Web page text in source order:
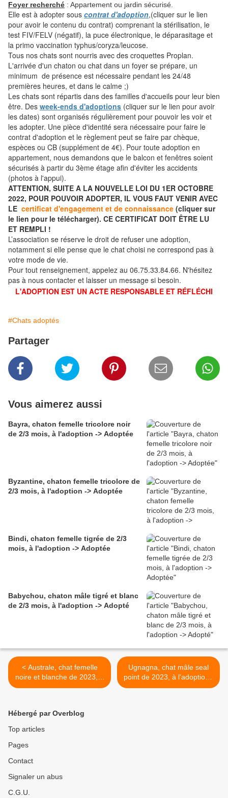
Foyer recherché : Appartement ou jardin sécurisé.
Elle est à adopter sous contrat d'adoption,(cliquer sur le lien
pour avoir le contenu du contrat) comprenant la stérilisation, le
test FIV/FELV (négatif), la puce électronique, le déparasitage et
la primo vaccination typhus/coryza/leucose.
Tous nos chats sont nourris avec des croquettes Proplan.
L'arrivée d'un chaton ou chat dans un foyer se prépare, un
minimum de présence est nécessaire pendant les 24/48
premières heures, et dans le calme ;)
Les chats sont répartis dans des familles d'accueils pour leur bien
être. Des week-ends d'adoptions (cliquer sur le lien pour avoir
les dates) sont organisés régulièrement pour pouvoir les voir et
les adopter. Une pièce d'identité sera nécessaire pour faire le
contrat d'adoption et le règlement peut se faire par chèque,
espèces ou CB (supplément de 4€). Pour toute adoption en
appartement, nous demandons que le balcon et fenêtres soient
sécurisés à partir du 3ème étage afin d'éviter les accidents
(photos à l'appui).
ATTENTION, SUITE A LA NOUVELLE LOI DU 1ER OCTOBRE
2022, POUR POUVOIR ADOPTER, IL VOUS FAUT VENIR AVEC
LE certificat d'engagement et de connaissance (cliquer sur
le lien pour le télécharger). CE CERTIFICAT DOIT ÊTRE LU
ET REMPLI !
L’association se réserve le droit de refuser une adoption,
notamment si elle pense que le chat choisi ne correspond pas à
votre mode de vie.
Pour tout renseignement, appelez au 06.75.33.84.66. N'hésitez
pas à nous contacter et laisser un message si besoin.
L'ADOPTION EST UN ACTE RESPONSABLE ET RÉFLÉCHI
#Chats adoptés
Partager
Vous aimerez aussi
Bayra, chaton femelle tricolore noir
de 2/3 mois, à l'adoption -> Adoptée
Byzantine, chaton femelle tricolore de
2/3 mois, à l'adoption -> Adoptée
Bindi, chaton femelle tigrée de 2/3
mois, à l'adoption -> Adoptée
Babychou, chaton mâle tigré et blanc
de 2/3 mois, à l'adoption -> Adopté
< Australe, chat femelle
noire et blanche de 2023, à
l'adoption -> adoptée
Ugnagna, chat mâle seal
point de 2023, à l'adoption -
> adopté >
Hébergé par Overblog
Top articles
Pages
Contact
Signaler un abus
C.G.U.